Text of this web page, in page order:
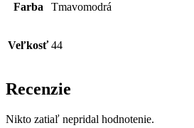
Farba Tmavomodrá
Veľkosť 44
Recenzie
Nikto zatiaľ nepridal hodnotenie.